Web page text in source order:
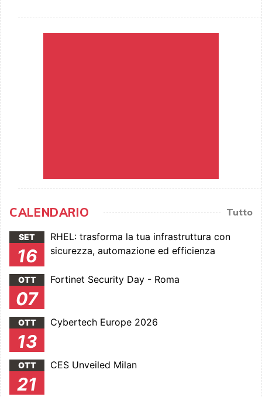
CALENDARIO Tutto
SET
16
RHEL: trasforma la tua infrastruttura con
sicurezza, automazione ed efficienza
OTT
07
Fortinet Security Day - Roma
OTT
13
Cybertech Europe 2026
OTT
21
CES Unveiled Milan